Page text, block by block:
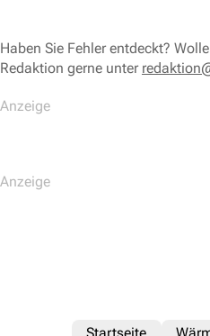
Haben Sie Fehler entdeckt?
Redaktion gerne unter